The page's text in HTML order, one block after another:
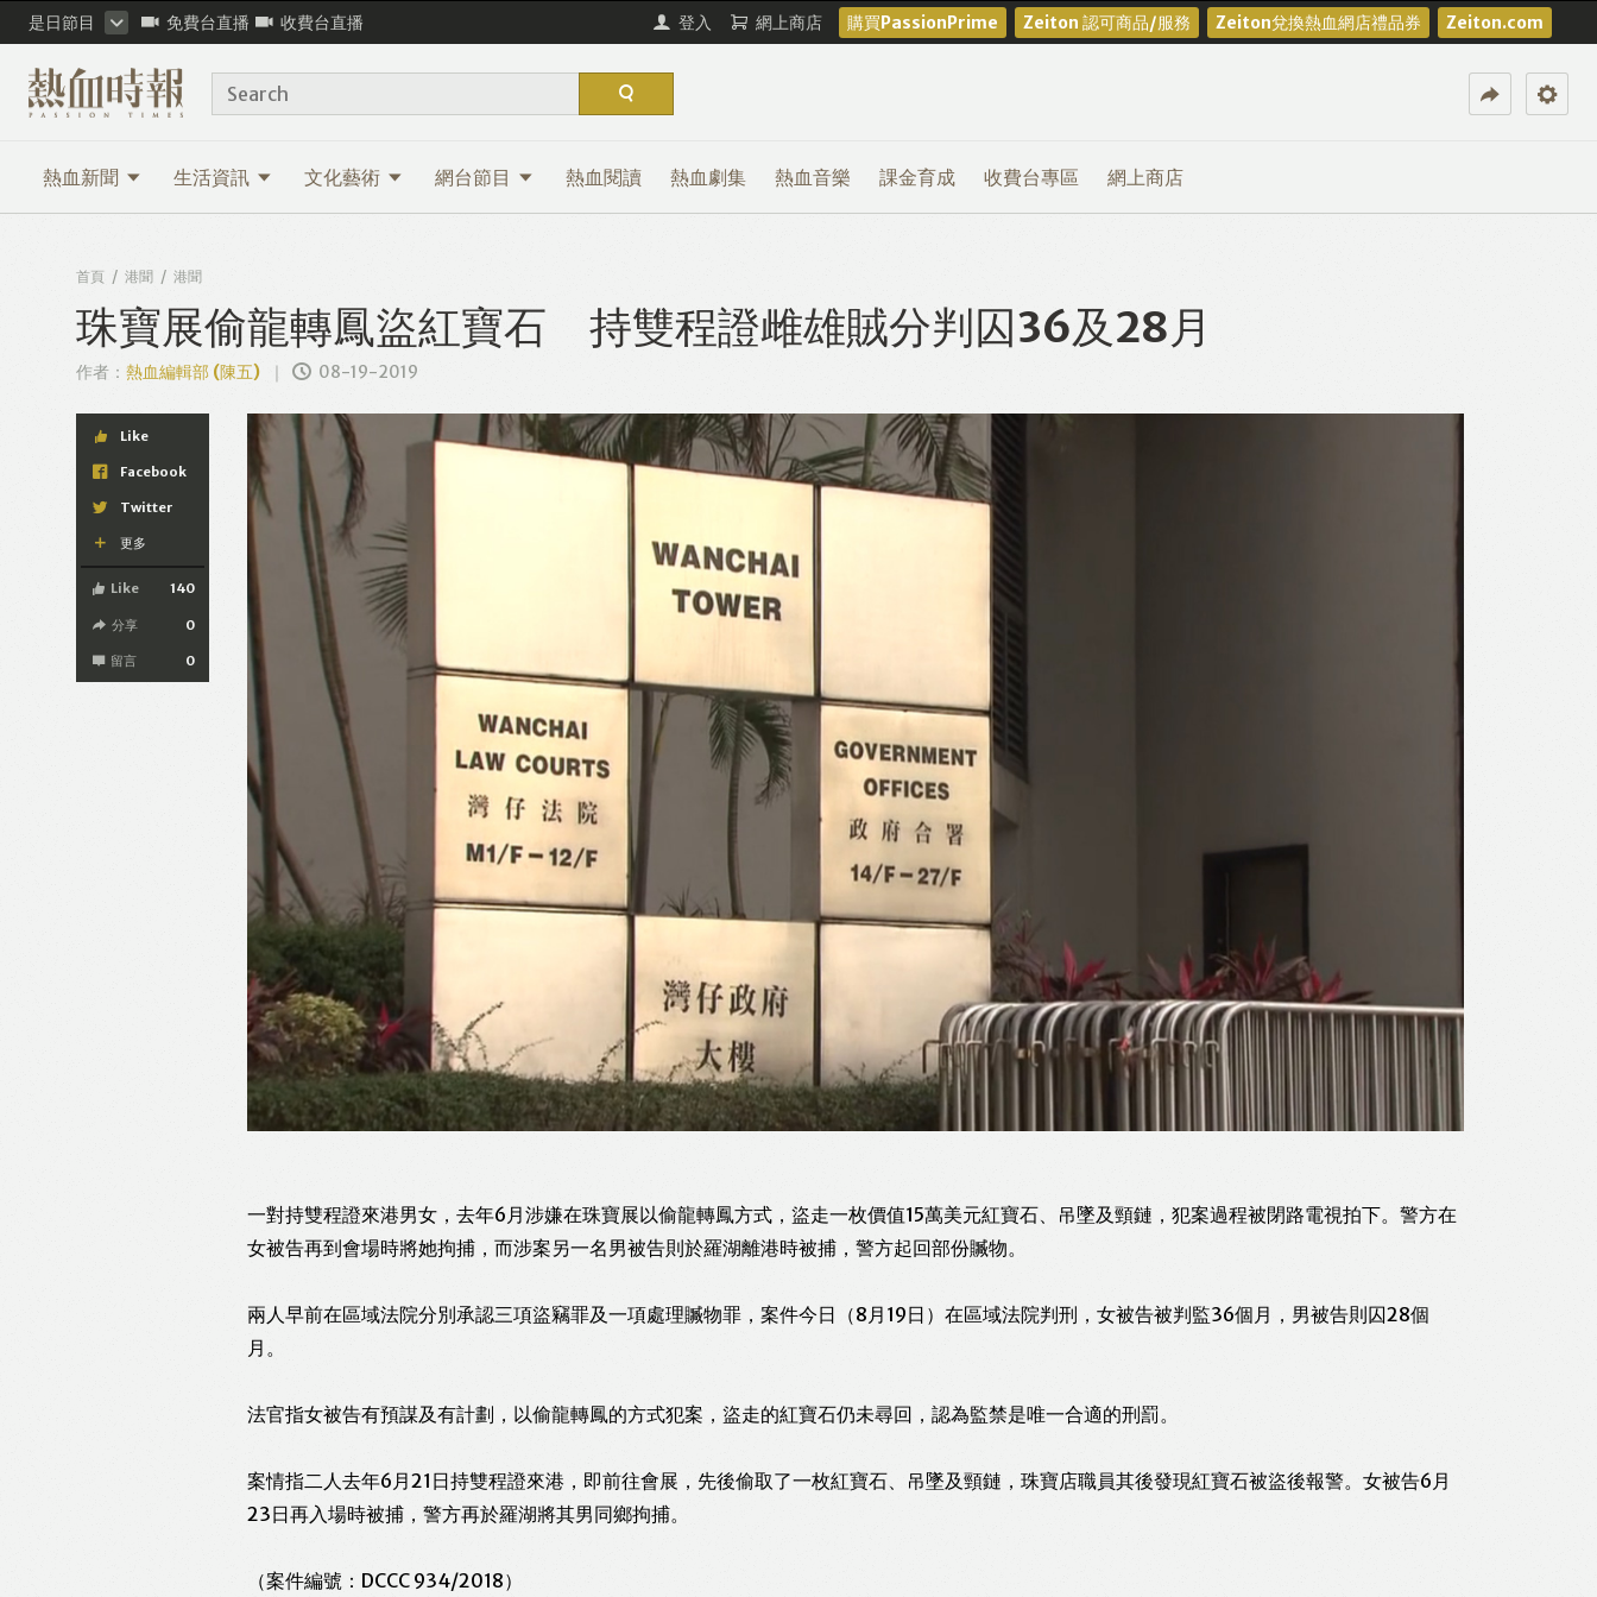
Email
是日節目 免費台直播 收費台直播 登入 網上商店 購買PassionPrime Zeiton 認可商品/服務 Zeiton兌換熱血網店禮品券 Zeiton.com
熱血新聞 生活資訊 文化藝術 網台節目 熱血閱讀 熱血劇集 熱血音樂 課金育成 收費台專區 網上商店
Search
首頁 港聞 港聞
珠寶展偷龍轉鳳盜紅寶石 持雙程證雌雄賊分判囚36及28月
作者： 熱血編輯部 (陳五) 08-19-2019
Like
Facebook
Twitter
更多
Like 140
分享 0
留言 0
一對持雙程證來港男女，去年6月涉嫌在珠寶展以偷龍轉鳳方式，盜走一枚價值15萬美元紅寶石、吊墜及頸鏈，犯案過程被閉路電視拍下。警方在
女被告再到會場時將她拘捕，而涉案另一名男被告則於羅湖離港時被捕，警方起回部份贓物。
兩人早前在區域法院分別承認三項盜竊罪及一項處理贓物罪，案件今日（8月19日）在區域法院判刑，女被告被判監36個月，男被告則囚28個
月。
法官指女被告有預謀及有計劃，以偷龍轉鳳的方式犯案，盜走的紅寶石仍未尋回，認為監禁是唯一合適的刑罰。
案情指二人去年6月21日持雙程證來港，即前往會展，先後偷取了一枚紅寶石、吊墜及頸鏈，珠寶店職員其後發現紅寶石被盜後報警。女被告6月
23日再入場時被捕，警方再於羅湖將其男同鄉拘捕。
（案件編號：DCCC 934/2018）